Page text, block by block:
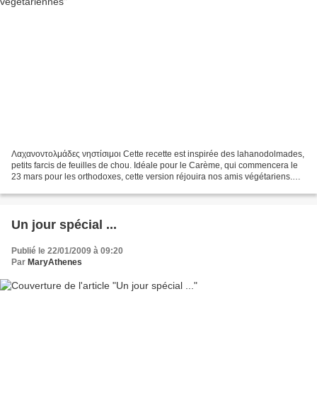
Λαχανοντολμάδες νηστίσιμοι Cette recette est inspirée des lahanodolmades,
petits farcis de feuilles de chou. Idéale pour le Carème, qui commencera le
23 mars pour les orthodoxes, cette version réjouira nos amis végétariens.
Un jour spécial ...
Publié le 22/01/2009 à 09:20
Par MaryAthenes